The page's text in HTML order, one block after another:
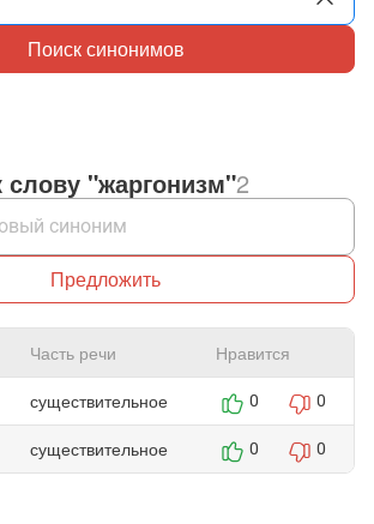
Поиск синонимов
"жаргонизм"2
Предложить
Часть речи Нравится
существительное 0 0
существительное 0 0